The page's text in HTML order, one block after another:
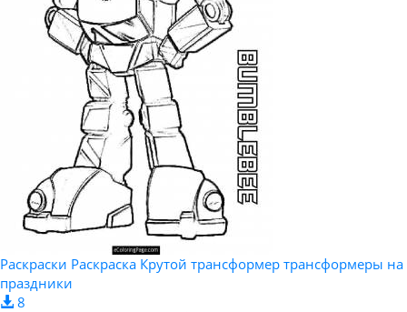
Раскраски Раскраска Крутой трансформер трансформеры на
праздники
8